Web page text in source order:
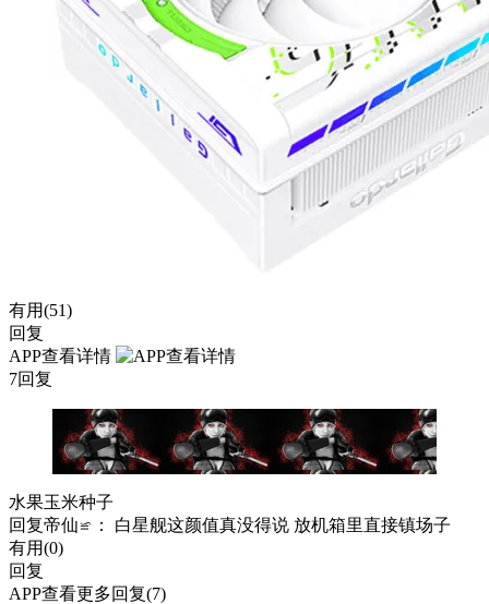
有用(51)
回复
APP查看详情
7回复
水果玉米种子
回复帝仙≌ ： 白星舰这颜值真没得说 放机箱里直接镇场子
有用(0)
回复
APP查看更多回复(7)